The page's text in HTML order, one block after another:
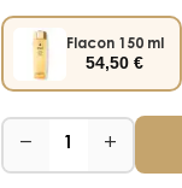
Flacon 150 ml
54,50 €
− +